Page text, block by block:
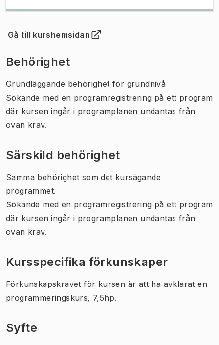
Gå till kurshemsidan
(Öppnas i ny flik)
Behörighet
Grundläggande behörighet för grundnivå
Sökande med en programregistrering på ett program
där kursen ingår i programplanen undantas från
ovan krav.
Särskild behörighet
Samma behörighet som det kursägande
programmet.
Sökande med en programregistrering på ett program
där kursen ingår i programplanen undantas från
ovan krav.
Kursspecifika förkunskaper
Förkunskapskravet för kursen är att ha avklarat en
programmeringskurs, 7,5hp.
Syfte